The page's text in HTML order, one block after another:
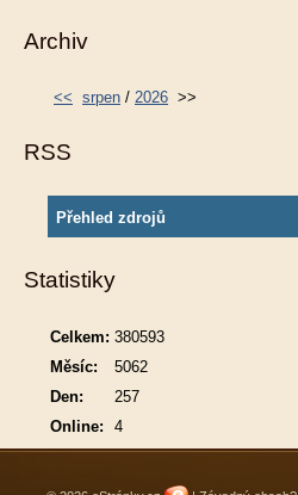
Archiv
<< srpen / 2026 >>
RSS
Přehled zdrojů
Statistiky
Online: 4
Celkem: 380593
Měsíc:
5062
Den:
257